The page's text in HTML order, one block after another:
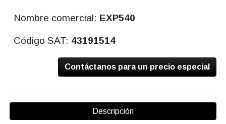
Nombre comercial: EXP540
Código SAT: 43191514
Contáctanos para un precio especial
Descripción